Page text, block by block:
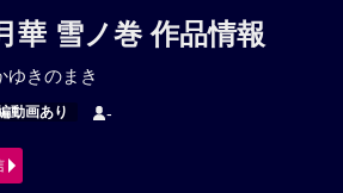
華 雪ノ巻 作品情報
ゆきのまき
動画あり -